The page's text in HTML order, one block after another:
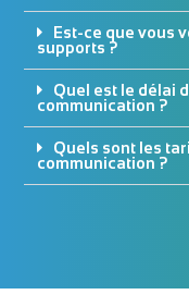
Est-ce que vous
supports ?
Quel est le délai
communication ?
Quels sont les
communication ?